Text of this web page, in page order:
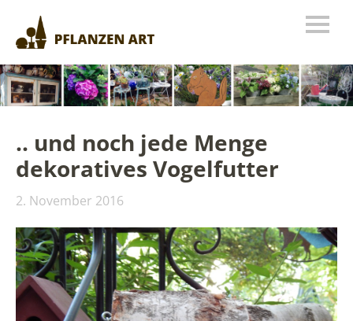
.. und noch jede Menge
dekoratives Vogelfutter
2. November 2016